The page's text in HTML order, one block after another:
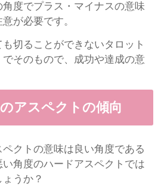
度でプラス・マイナスの意味
が必要です。
切ることができないタロット
そのもので、成功や達成の意
のアスペクトの傾向
クトの意味は良い角度である
角度のハードアスペクトでは
うか？